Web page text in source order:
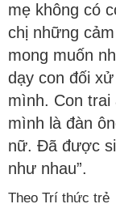
mẹ không có
chị những
mong muốn
dạy con đối
mình. Con
mình là đàn
nữ. Đã được
như nhau”.
Theo Trí thức trẻ